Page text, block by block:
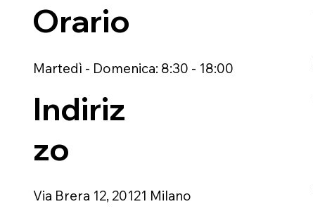
Orario
Martedì - Domenica: 8:30 - 18:00
Indiriz
zo
Via Brera 12, 20121 Milano